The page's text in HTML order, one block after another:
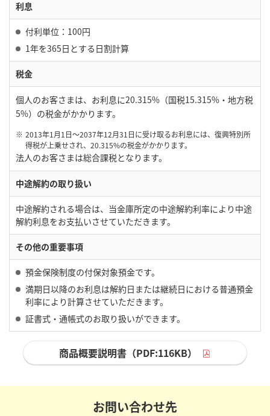
利息
付利単位：100円
1年を365日とする日割計算
税金
個人のお客さまは、お利息に20.315%（国税15.315%・地方税
5%）の税金がかかります。
※ 2013年1月1日～2037年12月31日に受け取るお利息には、復興特別所
得税が上乗せされ、20.315%の税金がかかります。
法人のお客さまは総合課税となります。
中途解約の取り扱い
中途解約される場合は、当金庫所定の中途解約利率により中途
解約利息をお支払いさせていただきます。
その他の重要事項
預金保険制度の付保対象預金です。
満期日以降のお利息は解約日または継続日における普通預金
利率により計算させていただきます。
証書式・通帳式のお取り扱いができます。
商品概要説明書（PDF:116KB）
お問い合わせ先